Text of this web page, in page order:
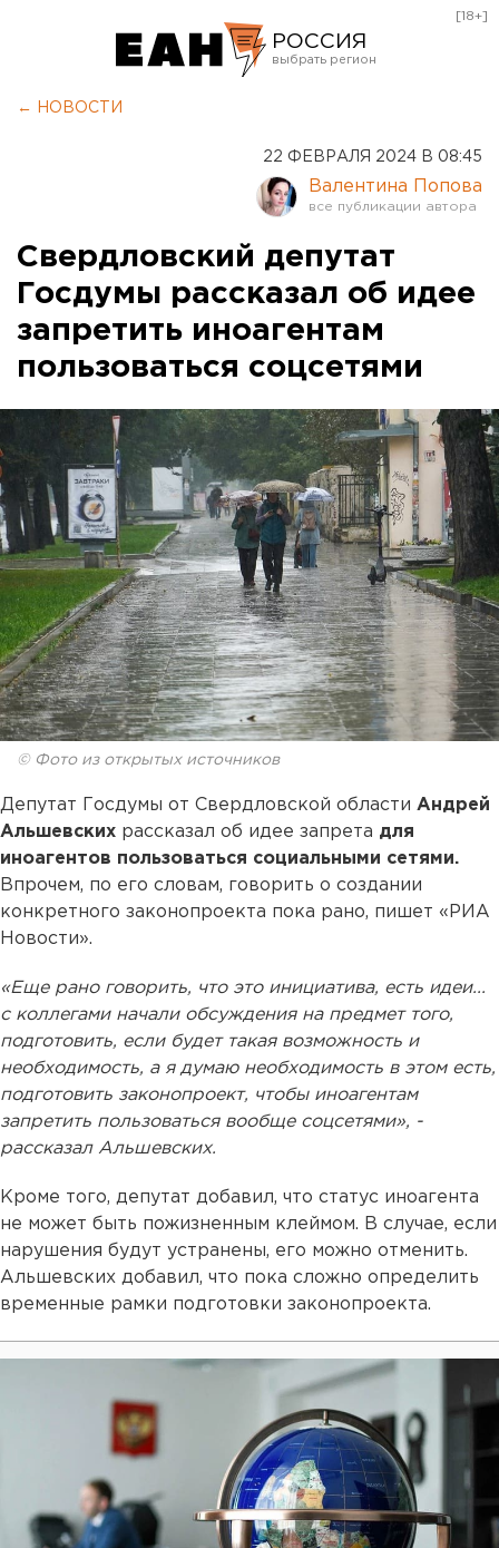
РОССИЯ
Курган
Оренбург
[18+]
← НОВОСТИ
22 ФЕВРАЛЯ 2024 В 08:45
Валентина Попова
Свердловский депутат
Госдумы рассказал об идее
запретить иноагентам
пользоваться соцсетями
© Фото из открытых источников
Депутат Госдумы от Свердловской области Андрей
Альшевских рассказал об идее запрета для
иноагентов пользоваться социальными сетями.
Впрочем, по его словам, говорить о создании
конкретного законопроекта пока рано, пишет «РИА
Новости».
«Еще рано говорить, что это инициатива, есть идеи...
с коллегами начали обсуждения на предмет того,
подготовить, если будет такая возможность и
необходимость, а я думаю необходимость в этом есть,
подготовить законопроект, чтобы иноагентам
запретить пользоваться вообще соцсетями», -
рассказал Альшевских.
Кроме того, депутат добавил, что статус иноагента
не может быть пожизненным клеймом. В случае, если
нарушения будут устранены, его можно отменить.
Альшевских добавил, что пока сложно определить
временные рамки подготовки законопроекта.